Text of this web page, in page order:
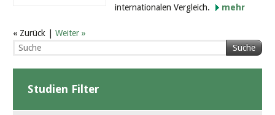
internationalen Vergleich.
mehr
« Zurück | Weiter »
Suche
Studien Filter